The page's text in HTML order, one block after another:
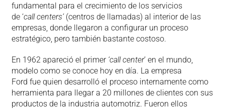
fundamental para el crecimiento de los servicios
de ‘call centers’(centros de llamadas) al interior de las
empresas, donde llegaron a configurar un proceso
estratégico, pero también bastante costoso.
En 1962 apareció el primer ‘call center’ en el mundo,
modelo como se conoce hoy en día. La empresa
Ford fue quien desarrolló el proceso internamente como
herramienta para llegar a 20 millones de clientes con sus
productos de la industria automotriz. Fueron ellos